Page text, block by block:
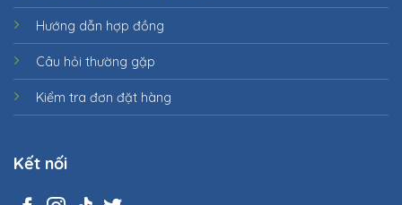
Hướng dẫn hợp đồng
Câu hỏi thường gặp
Kiểm tra đơn đặt hàng
Kết nối